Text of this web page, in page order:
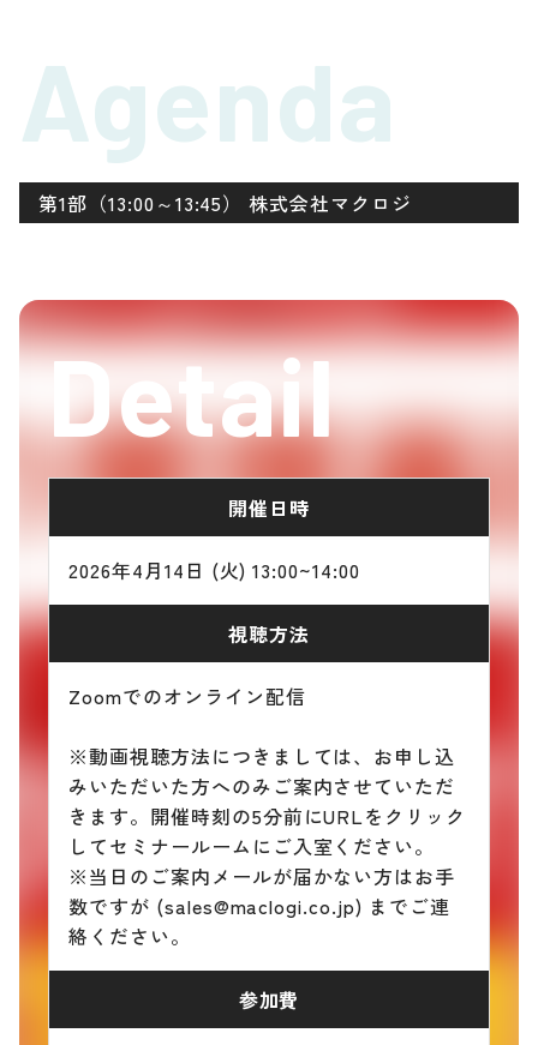
Agenda
第1部（13:00～13:45） 株式会社マクロジ
Detail
開催日時
2026年4月14日 (火) 13:00~14:00
視聴方法
Zoomでのオンライン配信
※動画視聴方法につきましては、お申し込
みいただいた方へのみご案内させていただ
きます。開催時刻の5分前にURLをクリック
してセミナールームにご入室ください。
※当日のご案内メールが届かない方はお手
数ですが (sales@maclogi.co.jp) までご連
絡ください。
参加費